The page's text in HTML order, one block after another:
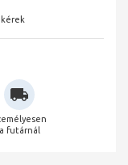
a futárnál